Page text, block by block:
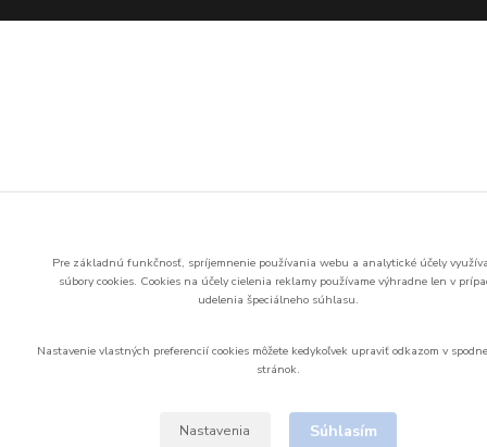
Pre základnú funkčnosť, spríjemnenie používania webu a analytické účely
súbory cookies. Cookies na účely cielenia reklamy používame výhradne len v
udelenia špeciálneho súhlasu.
Nastavenie vlastných preferencií cookies môžete kedykoľvek upraviť odkazom v
stránok.
Nastavenia Súhlasím